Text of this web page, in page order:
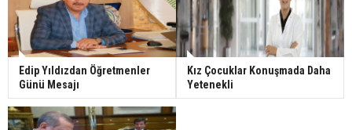
Edip Yıldızdan Öğretmenler
Günü Mesajı
Kız Çocuklar Konuşmada Daha
Yetenekli